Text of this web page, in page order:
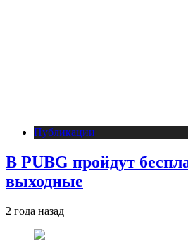
Публикации
В PUBG пройдут
выходные
2 года назад